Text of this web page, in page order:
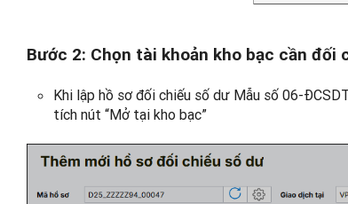
Bước 2: Chọn tài khoản kho bạc cần đối
Khi lập hồ sơ đối chiếu số dư Mẫu số 06-
tích nút “Mở tại kho bạc”